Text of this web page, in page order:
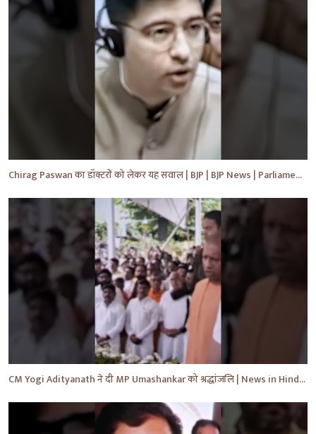
Chirag Paswan का डॉक्टरों को लेकर यह सवाल | BJP | BJP News | Parliament | #shorts #ytnewshorts #yt
CM Yogi Adityanath ने दी MP Umashankar को श्रद्धांजलि | News in Hindi | News Today | #shorts #yt